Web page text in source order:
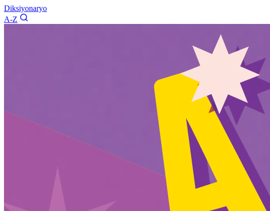
Diksiyonaryo
A-Z